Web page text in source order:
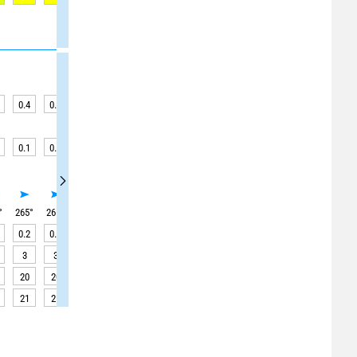
0.4 0.4
0.1 0.1
265° 265
0.2 0.2
3 3
20 20
21 21